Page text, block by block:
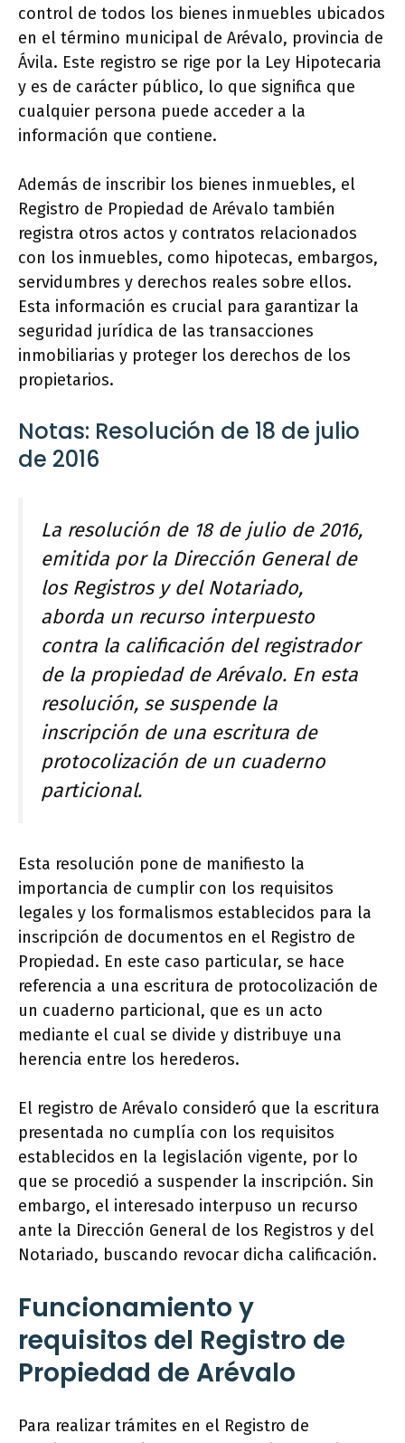
control de todos los bienes inmuebles ubicados
en el término municipal de Arévalo, provincia de
Ávila. Este registro se rige por la Ley Hipotecaria
y es de carácter público, lo que significa que
cualquier persona puede acceder a la
información que contiene.
Además de inscribir los bienes inmuebles, el
Registro de Propiedad de Arévalo también
registra otros actos y contratos relacionados
con los inmuebles, como hipotecas, embargos,
servidumbres y derechos reales sobre ellos.
Esta información es crucial para garantizar la
seguridad jurídica de las transacciones
inmobiliarias y proteger los derechos de los
propietarios.
Notas: Resolución de 18 de julio
de 2016
La resolución de 18 de julio de 2016,
emitida por la Dirección General de
los Registros y del Notariado,
aborda un recurso interpuesto
contra la calificación del registrador
de la propiedad de Arévalo. En esta
resolución, se suspende la
inscripción de una escritura de
protocolización de un cuaderno
particional.
Esta resolución pone de manifiesto la
importancia de cumplir con los requisitos
legales y los formalismos establecidos para la
inscripción de documentos en el Registro de
Propiedad. En este caso particular, se hace
referencia a una escritura de protocolización de
un cuaderno particional, que es un acto
mediante el cual se divide y distribuye una
herencia entre los herederos.
El registro de Arévalo consideró que la escritura
presentada no cumplía con los requisitos
establecidos en la legislación vigente, por lo
que se procedió a suspender la inscripción. Sin
embargo, el interesado interpuso un recurso
ante la Dirección General de los Registros y del
Notariado, buscando revocar dicha calificación.
Funcionamiento y
requisitos del Registro de
Propiedad de Arévalo
Para realizar trámites en el Registro de